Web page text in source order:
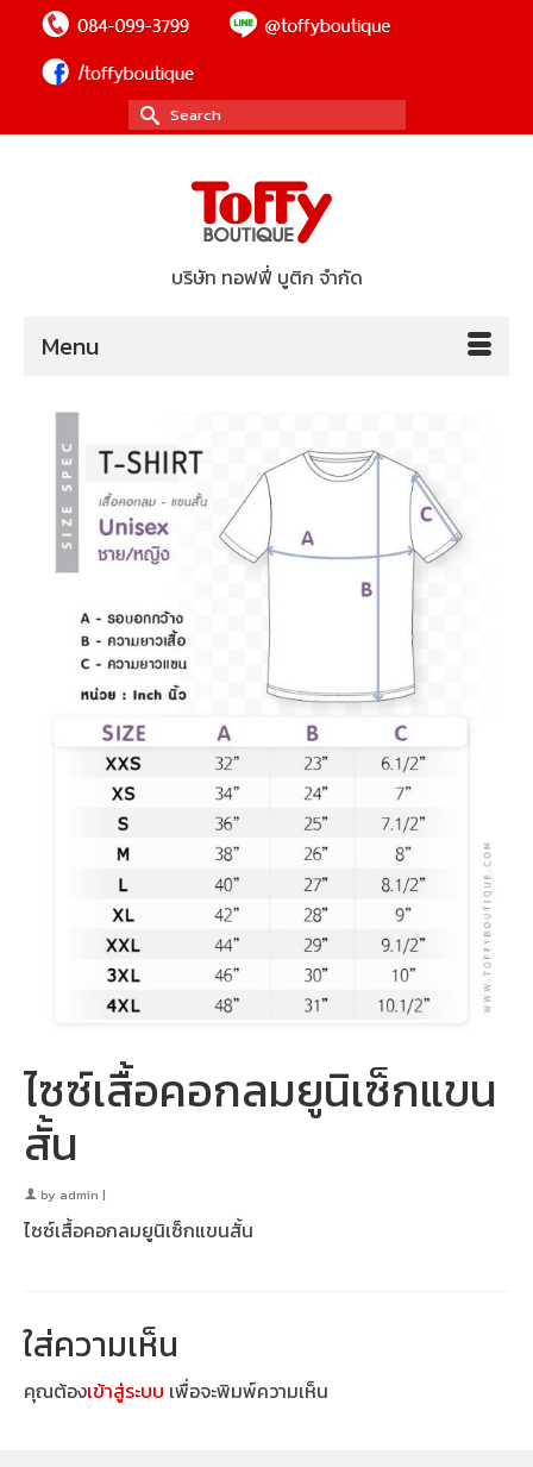
Search
for:
บริษัท ทอฟฟี่ บูติก จำกัด
Menu
ไซซ์เสื้อคอกลมยูนิเซ็กแขน
สั้น
by admin |
ไซซ์เสื้อคอกลมยูนิเซ็กแขนสั้น
ใส่ความเห็น
คุณต้องเข้าสู่ระบบ เพื่อจะพิมพ์ความเห็น